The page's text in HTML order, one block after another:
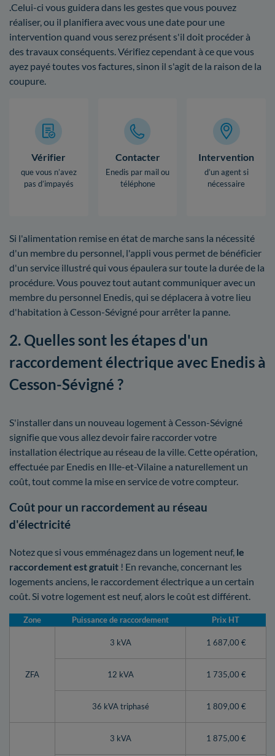
.Celui-ci vous guidera dans les gestes que vous pouvez
réaliser, ou il planifiera avec vous une date pour une
intervention quand vous serez présent s'il doit procéder à
des travaux conséquents. Vérifiez cependant à ce que vous
ayez payé toutes vos factures, sinon il s'agit de la raison de la
coupure.
Vérifier
que vous n’avez
pas d’impayés
Contacter
Enedis par mail ou
téléphone
Intervention
d’un agent si
nécessaire
Si l'alimentation remise en état de marche sans la nécessité
d'un membre du personnel, l'appli vous permet de bénéficier
d'un service illustré qui vous épaulera sur toute la durée de la
procédure. Vous pouvez tout autant communiquer avec un
membre du personnel Enedis, qui se déplacera à votre lieu
d'habitation à Cesson-Sévigné pour arrêter la panne.
2. Quelles sont les étapes d'un
raccordement électrique avec Enedis à
Cesson-Sévigné ?
S'installer dans un nouveau logement à Cesson-Sévigné
signifie que vous allez devoir faire raccorder votre
installation électrique au réseau de la ville. Cette opération,
effectuée par Enedis en Ille-et-Vilaine a naturellement un
coût, tout comme la mise en service de votre compteur.
Coût pour un raccordement au réseau
d'électricité
Notez que si vous emménagez dans un logement neuf, le
raccordement est gratuit ! En revanche, concernant les
logements anciens, le raccordement électrique a un certain
coût. Si votre logement est neuf, alors le coût est différent.
Zone Puissance de raccordement Prix HT
ZFA
3 kVA 1 687,00 €
12 kVA 1 735,00 €
36 kVA triphasé 1 809,00 €
3 kVA 1 875,00 €